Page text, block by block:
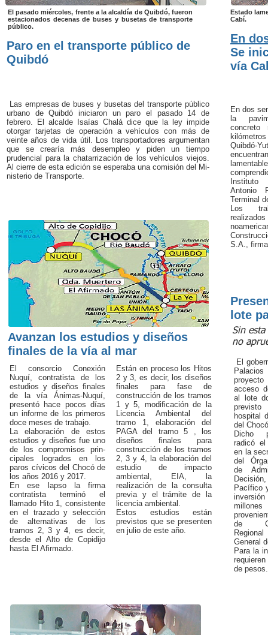
En
Se
vía
Paro en el transporte público de
Quibdó
lote
En dos
la
Antonio
Terminal
Los
S.A.,
El
acceso
al lote
hospital
del
Dicho
radicó
en la
del
de
Pacífico
de
General
Para la
de pesos.
Las empresas de buses y busetas del transporte público
urba­no de Quibdó iniciaron un paro el pasado 14 de
febrero. El alcal­de Isaías Chalá dice que la ley impide
otorgar tarjetas de opera­ción a vehículos con más de
veinte años de vida útil. Los trans­portadores argumentan
que se crearía más desempleo y piden un tiempo
prudencial para la chatarrización de los vehículos vie­jos.
Al cierre de esta edición se esperaba una comisión del Mi­
nisterio de Transporte.
Avanzan los estudios y diseños
finales de la vía al mar
El consorcio Conexión
Nuquí, contratista de los
estudios y diseños finales
de la vía Ánimas-Nuquí,
presentó hace pocos días
un informe de los primeros
doce meses de trabajo.
La elaboración de estos
estudios y di­seños fue uno
de los compromisos prin­
cipales logrados en los
paros cívicos del Chocó de
los años 2016 y 2017.
En ese lapso la firma
contratista ter­minó el
llamado Hito 1, consistente
en el trazado y selección
de alternativas de los
tramos 2, 3 y 4, es decir,
desde el Al­to de Copidijo
hasta El Afirmado.
El pasado miércoles, frente a la alcaldía de Quibdó, fueron
estacionados decenas de buses y busetas de transporte
público.
Estado
Cabí.
Sin
no
Están en proceso los Hitos
2 y 3, es decir, los diseños
finales para fase de
construcción de los tramos
1 y 5, modi­ficación de la
Licencia Ambiental del
tramo 1, elaboración del
PAGA del tra­mo 5 , los
diseños finales para
construc­ción de los tramos
2, 3 y 4, la elabora­ción del
estudio de impacto
ambiental, EIA, la
realización de la consulta
previa y el trámite de la
licencia ambiental.
Estos estudios están
previstos que se presenten
en julio de este año.